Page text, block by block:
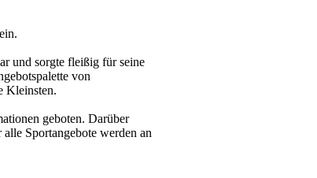
und sorgte fleißig für seine
von
Kleinsten.
geboten. Darüber
Sportangebote werden an